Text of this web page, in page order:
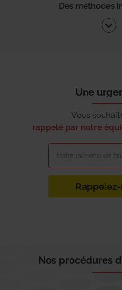
Des méthodes
Une
Vous
rappelé par notre
Nos procédures